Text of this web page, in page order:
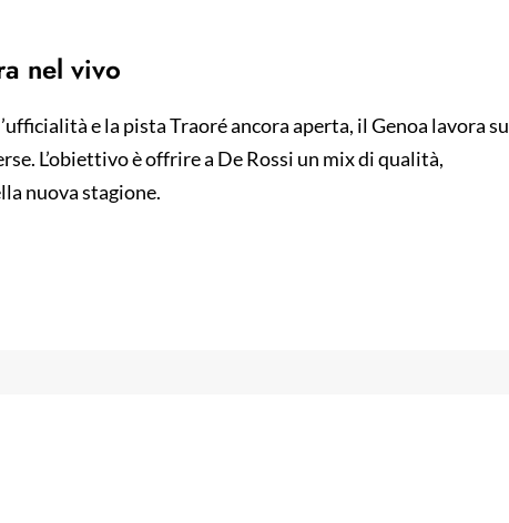
nel vivo
e la pista Traoré ancora aperta, il Genoa lavora su
L’obiettivo è offrire a De Rossi un mix di qualità,
nuova stagione.